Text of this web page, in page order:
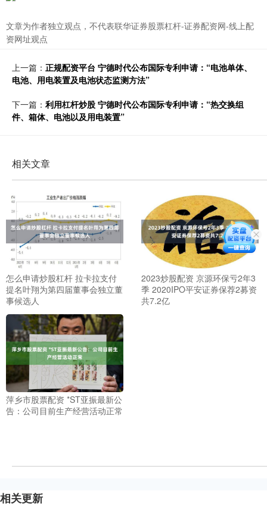
文章为作者独立观点，不代表联华证券股票杠杆-证券配资网-线上配
资网址观点
上一篇： 正规配资平台 宁德时代公布国际专利申请：“电池单体、
电池、用电装置及电池状态监测方法”
下一篇： 利用杠杆炒股 宁德时代公布国际专利申请：“热交换组
件、箱体、电池以及用电装置”
相关文章
怎么申请炒股杠杆 拉卡拉支付
提名叶翔为第四届董事会独立董
事候选人
2023炒股配资 京源环保亏2年3
季 2020IPO平安证券保荐2募资
共7.2亿
萍乡市股票配资 *ST亚振最新公
告：公司目前生产经营活动正常
相关更新